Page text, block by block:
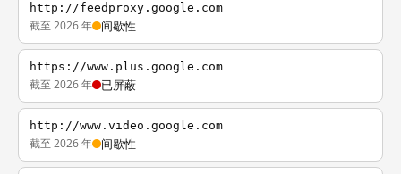
http://feedproxy.google.com
截至 2026 年 间歇性
https://www.plus.google.com
截至 2026 年 已屏蔽
http://www.video.google.com
截至 2026 年 间歇性